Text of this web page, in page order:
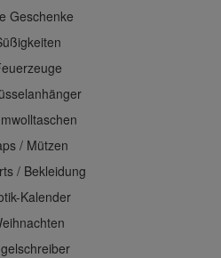
Geschenke
/ Mützen
/ Bekleidung
Kalender